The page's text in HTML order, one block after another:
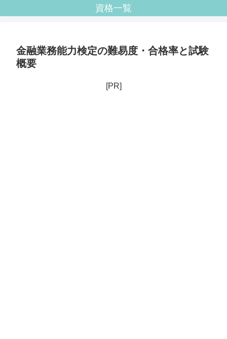
資格一覧
金融業務能力検定の難易度・合格率と試験
概要
[PR]